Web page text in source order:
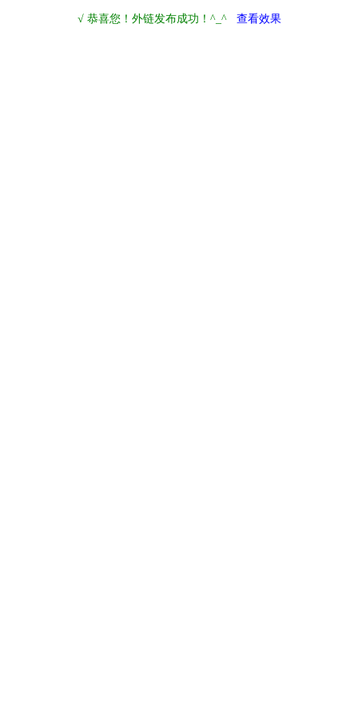
√ 恭喜您！外链发布成功！^_^ 查看效果